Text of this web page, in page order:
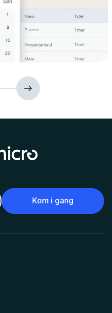
Kom i gang